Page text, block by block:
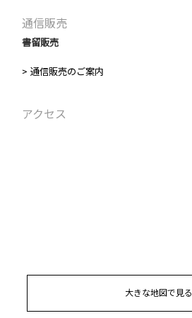
通信販売
書留販売
> 通信販売のご案内
アクセス
大きな地図で見る